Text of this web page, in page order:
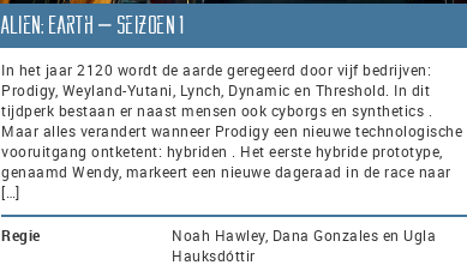
Alien: Earth – seizoen 1
In het jaar 2120 wordt de aarde geregeerd door vijf bedrijven:
Prodigy, Weyland-Yutani, Lynch, Dynamic en Threshold. In dit
tijdperk bestaan er naast mensen ook cyborgs en synthetics .
Maar alles verandert wanneer Prodigy een nieuwe technologische
vooruitgang ontketent: hybriden . Het eerste hybride prototype,
genaamd Wendy, markeert een nieuwe dageraad in de race naar
[…]
Regie
Noah Hawley, Dana Gonzales en Ugla
Hauksdóttir